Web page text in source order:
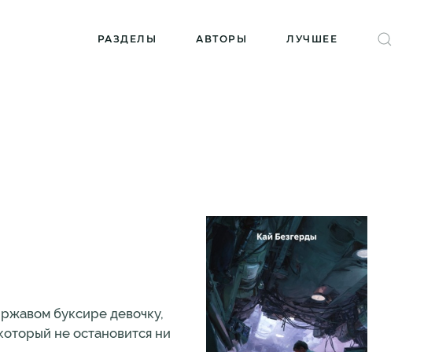
РАЗДЕЛЫ АВТОРЫ ЛУЧШЕЕ
буксире девочку,
не остановится ни